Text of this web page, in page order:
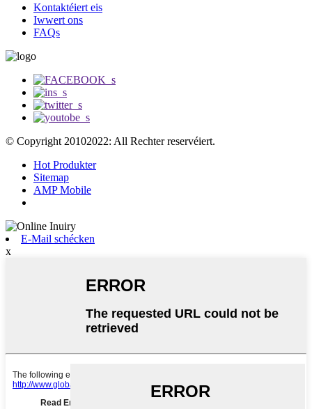
Kontaktéiert eis
Iwwert ons
FAQs
© Copyright 20102022: All Rechter reservéiert.
Hot Produkter
Sitemap
AMP Mobile
E-Mail schécken
x